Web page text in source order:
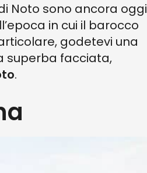
Noto sono ancora oggi
in cui il barocco
godetevi una
superba facciata,
.